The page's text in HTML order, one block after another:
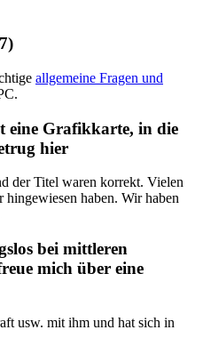
allgemeine Fragen und
eine Grafikkarte, in die
hier
der Titel waren korrekt. Vielen
hingewiesen haben. Wir haben
bei mittleren
mich über eine
usw. mit ihm und hat sich in